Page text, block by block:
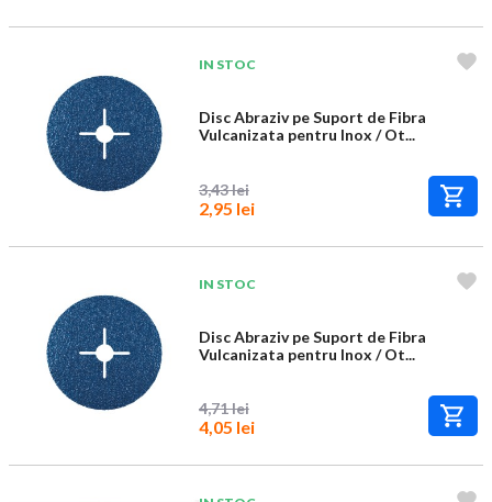
IN STOC
Disc Abraziv pe Suport de Fibra
Vulcanizata pentru Inox / Ot...
3,43 lei
2,95 lei
IN STOC
Disc Abraziv pe Suport de Fibra
Vulcanizata pentru Inox / Ot...
4,71 lei
4,05 lei